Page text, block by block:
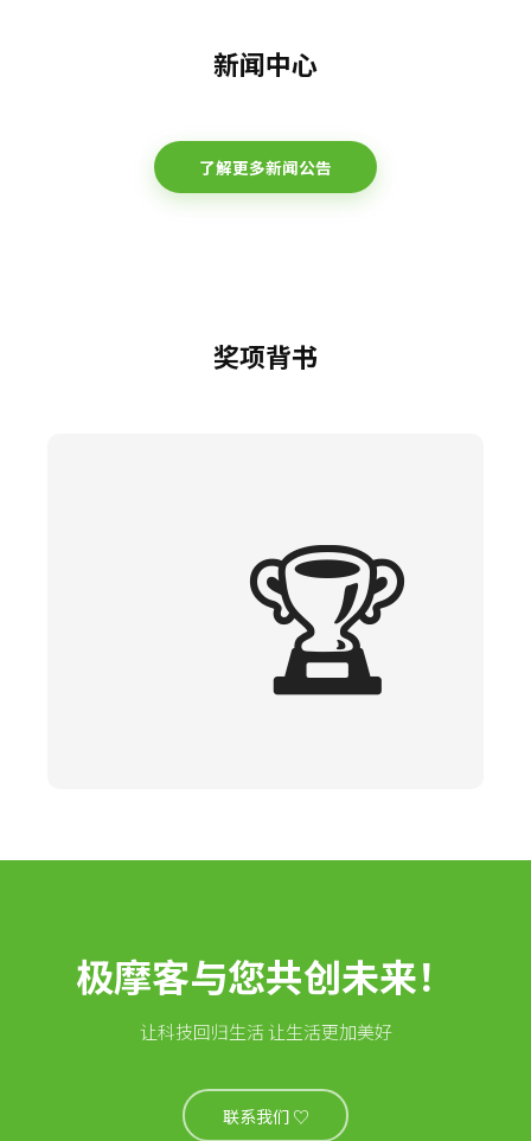
新闻中心
了解更多新闻公告
奖项背书
🏆
极摩客与您共创未来！
让科技回归生活 让生活更加美好
联系我们 ♡